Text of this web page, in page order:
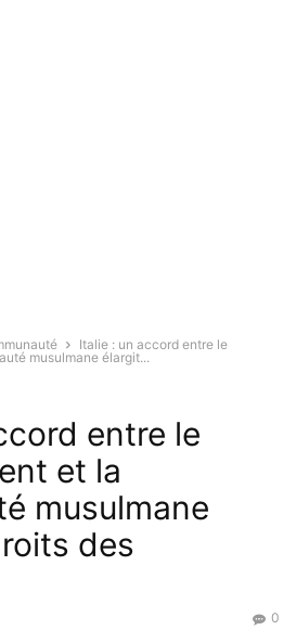
Italie : un accord entre le
musulmane élargit...
entre le
et la
musulmane
des
0